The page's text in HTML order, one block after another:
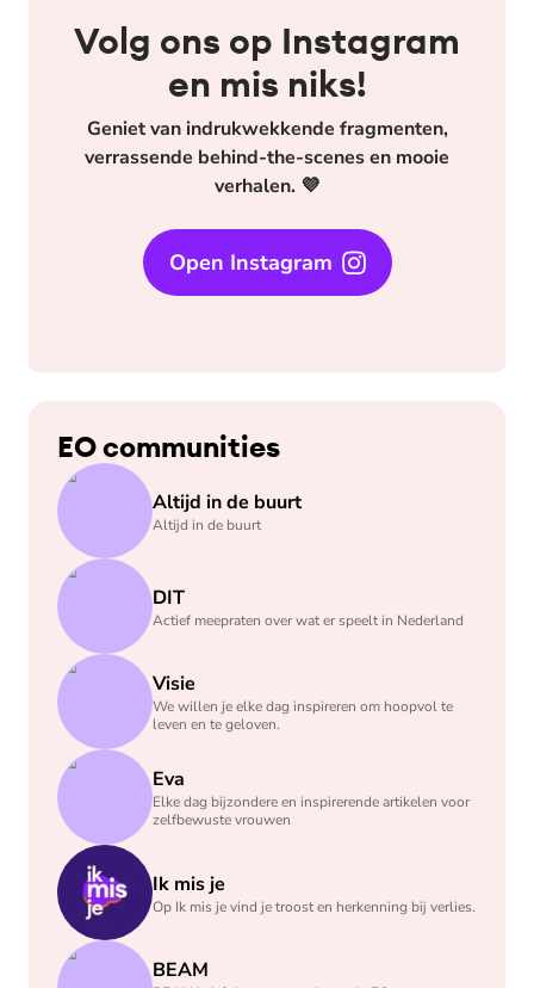
Volg ons op Instagram
en mis niks!
Geniet van indrukwekkende fragmenten,
verrassende behind-the-scenes en mooie
verhalen. 💜
Open Instagram
EO communities
Altijd in de buurt
Altijd in de buurt
DIT
Actief meepraten over wat er speelt in Nederland
Visie
We willen je elke dag inspireren om hoopvol te
leven en te geloven.
Eva
Elke dag bijzondere en inspirerende artikelen voor
zelfbewuste vrouwen
Ik mis je
Op Ik mis je vind je troost en herkenning bij verlies.
BEAM